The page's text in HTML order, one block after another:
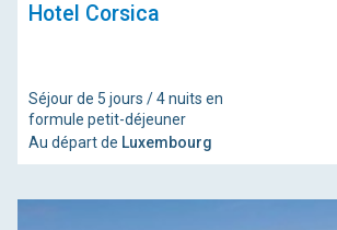
Hotel Corsica
Séjour de 5 jours / 4 nuits en
formule petit-déjeuner
Au départ de Luxembourg